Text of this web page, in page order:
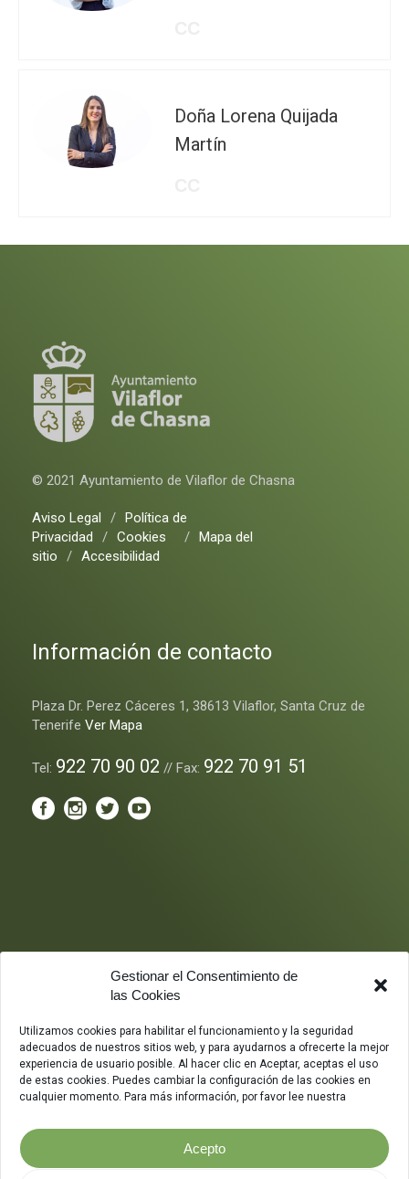
Gestionar el Consentimiento de
las Cookies
Utilizamos cookies para habilitar el funcionamiento y la seguridad
adecuados de nuestros sitios web, y para ayudarnos a ofrecerte la mejor
experiencia de usuario posible. Al hacer clic en Aceptar, aceptas el uso
de estas cookies. Puedes cambiar la configuración de las cookies en
cualquier momento. Para más información, por favor lee nuestra
Acepto
Doña Lorena Quijada
Martín
© 2021 Ayuntamiento de Vilaflor de Chasna
Aviso Legal /
Política de
Privacidad
/ Cookies /
Mapa del
sitio
/ Accesibilidad
Información de contacto
Plaza Dr. Perez Cáceres 1, 38613 Vilaflor, Santa Cruz de
Tenerife Ver Mapa
Tel: 922 70 90 02 // Fax: 922 70 91 51